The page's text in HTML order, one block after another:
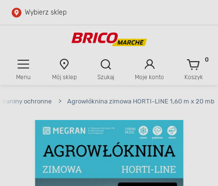
Przejdź do głównej zawartości
Wybierz sklep
Menu Mój sklep Szukaj Moje konto Koszyk
0
tkaniny ochronne > Agrowłóknina zimowa HORTI-LINE 1,60 m x 20 mb